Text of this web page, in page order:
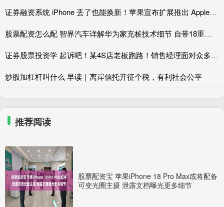
证券融资系统 iPhone 丢了也能换新！苹果宣布扩展推出 AppleCare One 服务
股票配资怎么配 智界汽车详解华为家充桩技术细节 自带18重安全防护
证券股票投资学 起诉吧！某4S店老板跑路！销售经理面对众多维权方说出了这句话
炒股加杠杆叫什么 早读｜离岸信托开征个税，有利社会公平
推荐阅读
股票配资宝 苹果iPhone 18 Pro Max或将配备
可变光圈主摄 泄露文档曝光更多细节